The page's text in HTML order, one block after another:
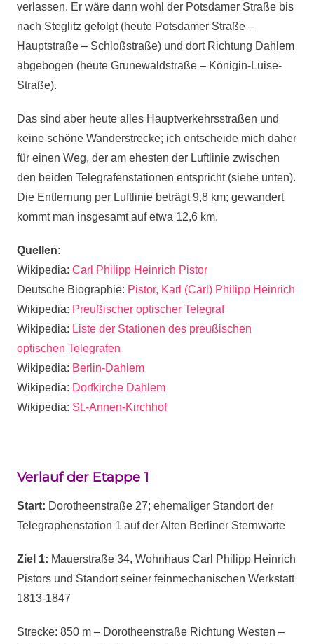
verlassen. Er wäre dann wohl der Potsdamer Straße bis
nach Steglitz gefolgt (heute Potsdamer Straße –
Hauptstraße – Schloßstraße) und dort Richtung Dahlem
abgebogen (heute Grunewaldstraße – Königin-Luise-
Straße).
Das sind aber heute alles Hauptverkehrsstraßen und
keine schöne Wanderstrecke; ich entscheide mich daher
für einen Weg, der am ehesten der Luftlinie zwischen
den beiden Telegrafenstationen entspricht (siehe unten).
Die Entfernung per Luftlinie beträgt 9,8 km; gewandert
kommt man insgesamt auf etwa 12,6 km.
Quellen:
Wikipedia: Carl Philipp Heinrich Pistor
Deutsche Biographie: Pistor, Karl (Carl) Philipp Heinrich
Wikipedia: Preußischer optischer Telegraf
Wikipedia: Liste der Stationen des preußischen
optischen Telegrafen
Wikipedia: Berlin-Dahlem
Wikipedia: Dorfkirche Dahlem
Wikipedia: St.-Annen-Kirchhof
Verlauf der Etappe 1
Start: Dorotheenstraße 27; ehemaliger Standort der
Telegraphenstation 1 auf der Alten Berliner Sternwarte
Ziel 1: Mauerstraße 34, Wohnhaus Carl Philipp Heinrich
Pistors und Standort seiner feinmechanischen Werkstatt
1813-1847
Strecke: 850 m – Dorotheenstraße Richtung Westen –